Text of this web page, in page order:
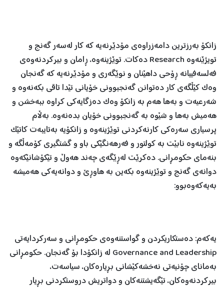
زانکۆ بە‌رزترین دامەزراوەی مۆدێرنەیە کە کار لەسەر گەنج و
تویژێنەوە Research دەکات. توێژینەوە، ڕامان و بیرکردنەوەی
فەلسەفییانە ڕۆحی داهێنان و نوێگەری و مۆدێرنەیە کە گەنجان
وەک کێڵگەی کار دەتوانن گەنجبوونی خۆیانی تێدا تاقی بکەنەوە و
شەرعیەت و بەها هەم بە زانکۆ وەک دەزگایەکی کراوە ببەخشن و
هەمیش بەها و شێوە بە گەنجبوونی خۆیان بدەنەوە. بەڵام
پرسیاری سەرەکی کارنەکردنی توێژینەوە و زانکۆیە بەتایبەت کاتێک
توێژینەوە نابێت بە کولتور و فەرهەنگێکی باو و گشتگیری کۆمەڵگە و
بنەمای حکومڕانی. دەکرێت لەڕێگەی چەند هەوڵ و تێکۆشانێکەوە
دوانەی گەنج و توێژینەوە بکەین بە هاوڕێ و دوانەیەکی هەمیشە
بەیەکەوەبوو:
یەکەم: دەستکاریکردن و گواستنەوەی حکومڕانی و سەرکردایەتی
Governance and Leadership لە زانکۆدا بۆ گەنجان. حکومڕانی
بەمانای چۆنیەتی نەخشەکێشانی بڕیارەکان، سیاسەت،
بیرکردنەوەکان، تێگەیشتنەکان و دواتریش دروستکردنی بڕیار